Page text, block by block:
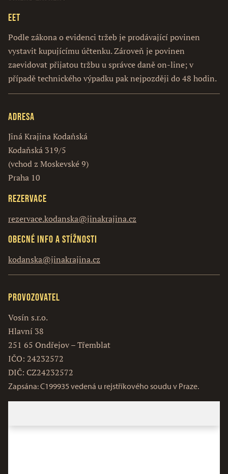
EET
Podle zákona o evidenci tržeb je prodávající povinen
vystavit kupujícímu účtenku. Zároveň je povinen
zaevidovat přijatou tržbu u správce daně on-line; v
případě technického výpadku pak nejpozději do 48 hodin.
Adresa
Jiná Krajina Kodaňská
Kodaňská 319/5
(vchod z Moskevské 9)
Praha 10
Rezervace
rezervace.kodanska@jinakrajina.cz
Obecné info a stížnosti
kodanska@jinakrajina.cz
Provozovatel
Vosín s.r.o.
Hlavní 38
251 65 Ondřejov – Třemblat
IČO: 24232572
DIČ: CZ24232572
Zapsána: C199935 vedená u rejstříkového soudu v Praze.